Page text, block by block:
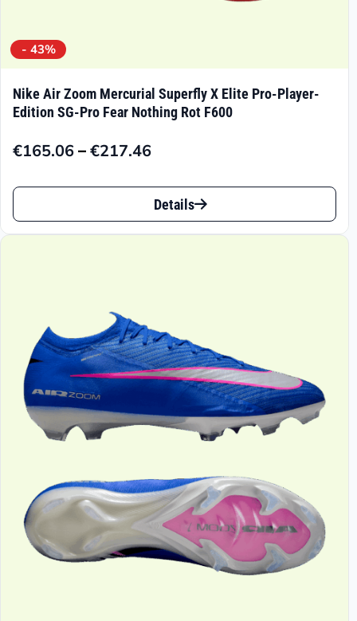
- 43%
Nike Air Zoom Mercurial Superfly X Elite Pro-Player-
Edition SG-Pro Fear Nothing Rot F600
€165.06–€217.46
Preisspanne:
€165.06
€217.46
Dieses
Produkt
Die
Optionen
können
Produktseite
gewählt
werden
Details